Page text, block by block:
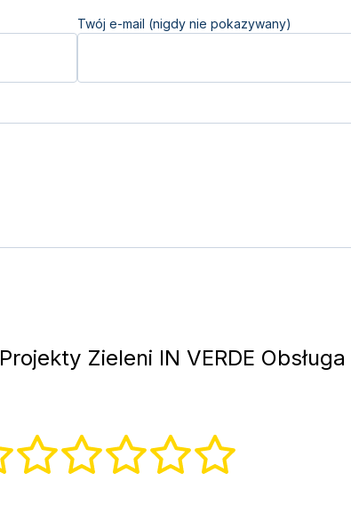
Twój e-mail (nigdy nie pokazywany)
Projekty Zieleni IN VERDE Obsługa